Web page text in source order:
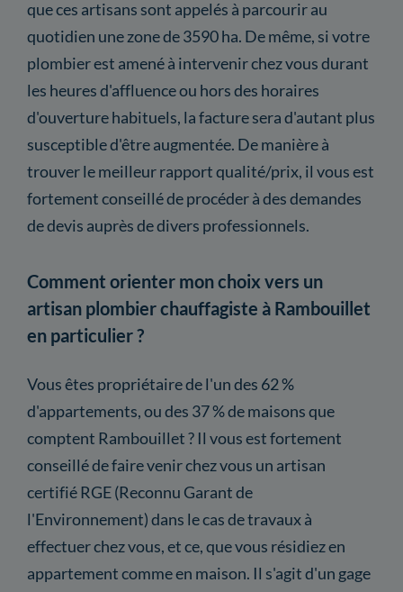
que ces artisans sont appelés à parcourir au
quotidien une zone de 3590 ha. De même, si votre
plombier est amené à intervenir chez vous durant
les heures d'affluence ou hors des horaires
d'ouverture habituels, la facture sera d'autant plus
susceptible d'être augmentée. De manière à
trouver le meilleur rapport qualité/prix, il vous est
fortement conseillé de procéder à des demandes
de devis auprès de divers professionnels.
Comment orienter mon choix vers un
artisan plombier chauffagiste à Rambouillet
en particulier ?
Vous êtes propriétaire de l'un des 62 %
d'appartements, ou des 37 % de maisons que
comptent Rambouillet ? Il vous est fortement
conseillé de faire venir chez vous un artisan
certifié RGE (Reconnu Garant de
l'Environnement) dans le cas de travaux à
effectuer chez vous, et ce, que vous résidiez en
appartement comme en maison. Il s'agit d'un gage